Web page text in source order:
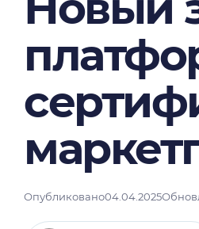
Опубликовано04.04.2025